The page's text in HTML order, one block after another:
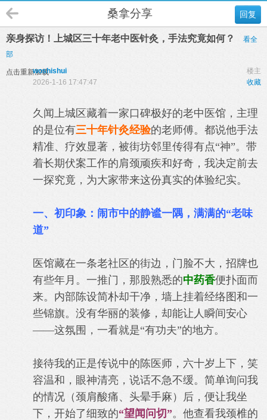
回复
桑拿分享
亲身探访！上城区三十年老中医针灸，手法究竟如何？
看全
部
点击重新加载 楼主
woshishui
收藏
2026-1-16 17:47:47
久闻上城区藏着一家口碑极好的老中医馆，主理
的是位有三十年针灸经验的老师傅。都说他手法
精准、疗效显著，被街坊邻里传得有点“神”。带
着长期伏案工作的肩颈顽疾和好奇，我决定前去
一探究竟，为大家带来这份真实的体验纪实。
一、初印象：闹市中的静谧一隅，满满的“老味
道”
医馆藏在一条老社区的街边，门脸不大，招牌也
有些年月。一推门，那股熟悉的中药香便扑面而
来。内部陈设简朴却干净，墙上挂着经络图和一
些锦旗。没有华丽的装修，却能让人瞬间安心
——这氛围，一看就是“有功夫”的地方。
接待我的正是传说中的陈医师，六十岁上下，笑
容温和，眼神清亮，说话不急不缓。简单询问我
的情况（颈肩酸痛、头晕手麻）后，便让我坐
下，开始了细致的“望闻问切”。他查看我颈椎的